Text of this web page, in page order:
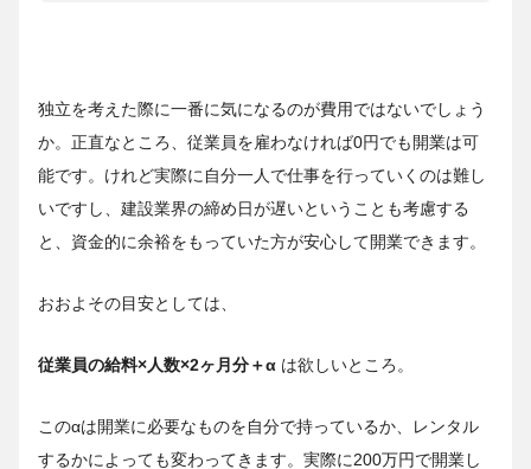
独立を考えた際に一番に気になるのが費用ではないでしょう
か。正直なところ、従業員を雇わなければ0円でも開業は可
能です。けれど実際に自分一人で仕事を行っていくのは難し
いですし、建設業界の締め日が遅いということも考慮する
と、資金的に余裕をもっていた方が安心して開業できます。
おおよその目安としては、
従業員の給料×人数×2ヶ月分＋α は欲しいところ。
このαは開業に必要なものを自分で持っているか、レンタル
するかによっても変わってきます。実際に200万円で開業し